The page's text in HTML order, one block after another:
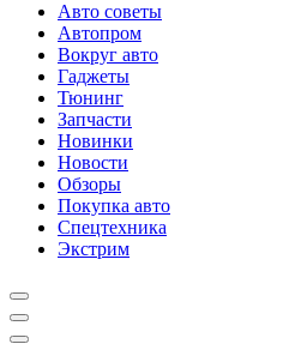
Авто советы
Автопром
Вокруг авто
Гаджеты
Тюнинг
Запчасти
Новинки
Новости
Обзоры
Покупка авто
Спецтехника
Экстрим